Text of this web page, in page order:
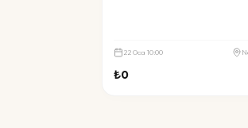
22Oca 10:00
₺0